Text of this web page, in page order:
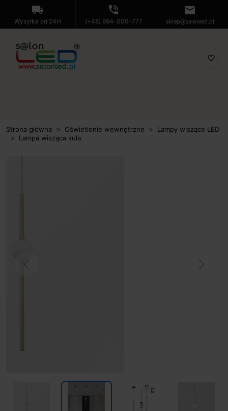
local_shipping
Wysyłka od 24H
phone_in_talk
(+48) 694-000-777
mail
sklep@salonled.pl
favorite_border
Strona główna Oświetlenie wewnętrzne
Lampy wiszące LED
Lampa wisząca kula